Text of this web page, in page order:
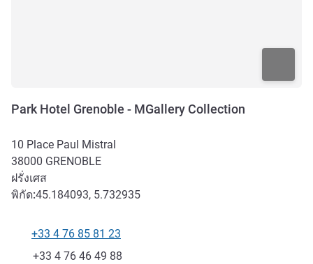
Park Hotel Grenoble - MGallery Collection
10 Place Paul Mistral
38000 GRENOBLE
ฝรั่งเศส
พิกัด:45.184093, 5.732935
โทรศัพท์
+33 4 76 85 81 23
แฟกซ์
+33 4 76 46 49 88